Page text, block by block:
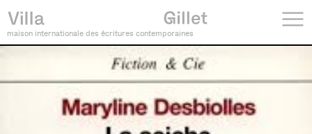
maison internationale des écritures contemporaines